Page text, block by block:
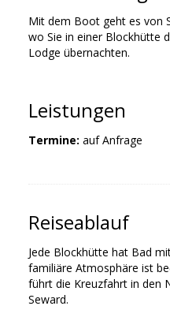
Mit dem Boot geht es von
wo Sie in einer Blockhütte
Lodge übernachten.
Leistungen
Termine: auf Anfrage
Reiseablauf
Jede Blockhütte hat Bad
familiäre Atmosphäre ist
führt die Kreuzfahrt in den
Seward.